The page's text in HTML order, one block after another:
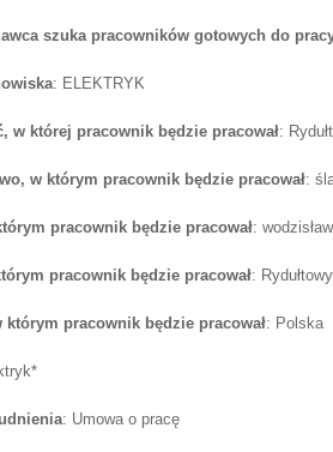
szuka pracowników gotowych do
: ELEKTRYK
w której pracownik będzie pracował:
w którym pracownik będzie pracował:
pracownik będzie pracował:
pracownik będzie pracował: Rydułtowy
którym pracownik będzie pracował: Polska
: Umowa o pracę